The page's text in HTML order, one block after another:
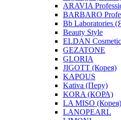
ARAVIA
BARBARO
Bb Laboratories
Beauty Style
ELDAN
GEZATONE
GLORIA
JIGOTT (Корея)
KAPOUS
Kativa (Перу)
KORA (КОРА)
LA MISO (Корея)
LANOPEARL